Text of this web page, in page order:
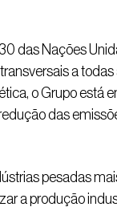
das Nações
a todas
o Grupo está
das
pesadas
a produção